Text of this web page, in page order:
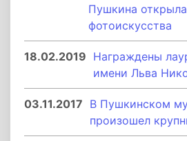
Пушкина
фотоискусства
18.02.2019 Награждены
имени Льва
03.11.2017 В Пушкинском
произошел